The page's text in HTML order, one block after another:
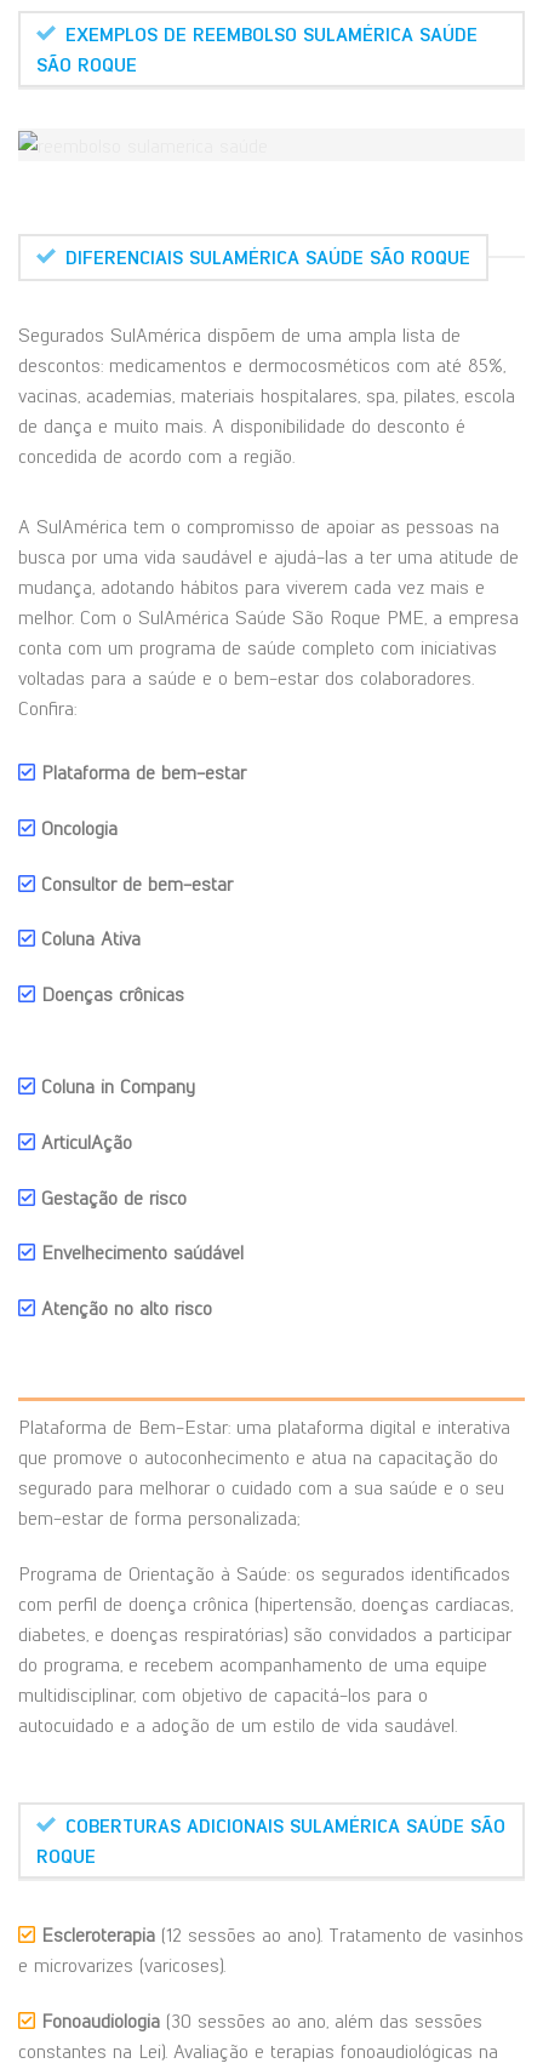
EXEMPLOS DE REEMBOLSO SULAMÉRICA SAÚDE
SÃO ROQUE
DIFERENCIAIS SULAMÉRICA SAÚDE SÃO ROQUE
Segurados SulAmérica dispõem de uma ampla lista de
descontos: medicamentos e dermocosméticos com até 85%,
vacinas, academias, materiais hospitalares, spa, pilates, escola
de dança e muito mais. A disponibilidade do desconto é
concedida de acordo com a região.
A SulAmérica tem o compromisso de apoiar as pessoas na
busca por uma vida saudável e ajudá-las a ter uma atitude de
mudança, adotando hábitos para viverem cada vez mais e
melhor. Com o SulAmérica Saúde São Roque PME, a empresa
conta com um programa de saúde completo com iniciativas
voltadas para a saúde e o bem-estar dos colaboradores.
Confira:
Plataforma de bem-estar
Oncologia
Consultor de bem-estar
Coluna Ativa
Doenças crônicas
Coluna in Company
ArticulAção
Gestação de risco
Envelhecimento saúdável
Atenção no alto risco
Plataforma de Bem-Estar: uma plataforma digital e interativa
que promove o autoconhecimento e atua na capacitação do
segurado para melhorar o cuidado com a sua saúde e o seu
bem-estar de forma personalizada;
Programa de Orientação à Saúde: os segurados identificados
com perfil de doença crônica (hipertensão, doenças cardíacas,
diabetes, e doenças respiratórias) são convidados a participar
do programa, e recebem acompanhamento de uma equipe
multidisciplinar, com objetivo de capacitá-los para o
autocuidado e a adoção de um estilo de vida saudável.
COBERTURAS ADICIONAIS SULAMÉRICA SAÚDE SÃO
ROQUE
Escleroterapia (12 sessões ao ano). Tratamento de vasinhos
e microvarizes (varicoses).
Fonoaudiologia (30 sessões ao ano, além das sessões
constantes na Lei). Avaliação e terapias fonoaudiológicas na